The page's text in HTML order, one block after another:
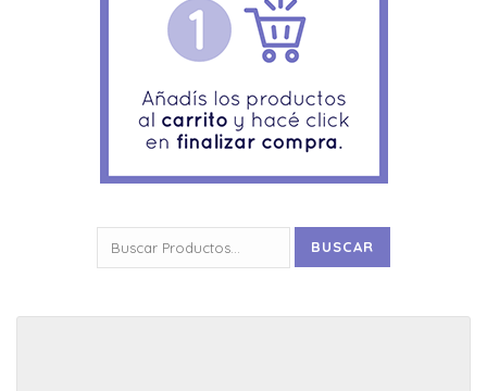
por:
BUSCAR